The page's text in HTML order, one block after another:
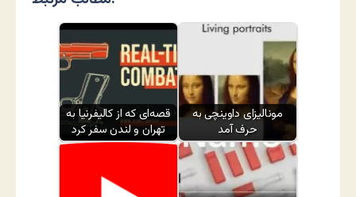
قصه‌ای که از کالیفرنیا به
تهران و لندن سفر کرد
مونالیزای داوینچی به
حرف آمد